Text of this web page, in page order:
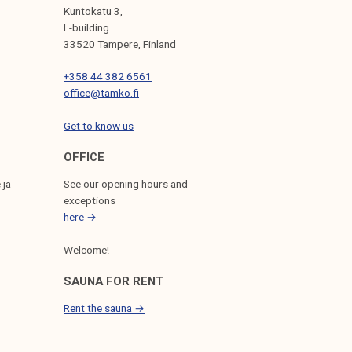
ja
Kuntokatu 3,
L-building
33520 Tampere, Finland
+358 44 382 6561
office@tamko.fi
Get to know us
OFFICE
See our opening hours and
exceptions
here →
Welcome!
SAUNA FOR RENT
Rent the sauna →